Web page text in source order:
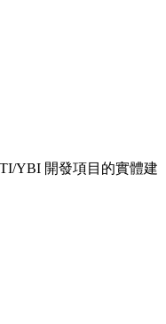
YBI 開發項目的實體建